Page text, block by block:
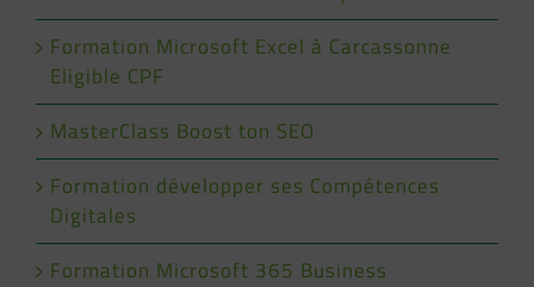
Formation Microsoft Excel à Carcassonne
Eligible CPF
MasterClass Boost ton SEO
Formation développer ses Compétences
Digitales
Formation Microsoft 365 Business